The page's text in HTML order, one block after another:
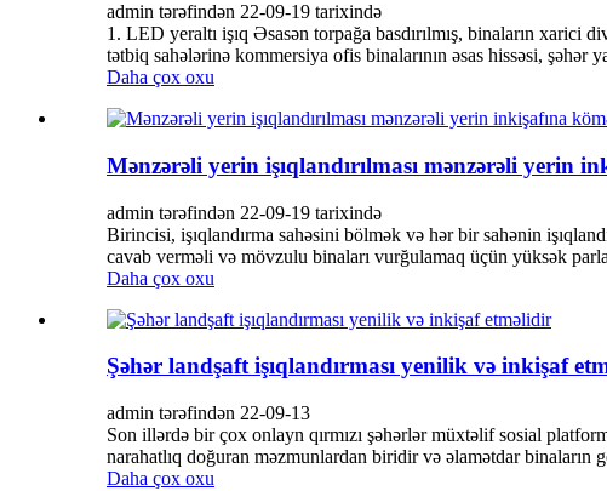
admin tərəfindən 22-09-19 tarixində
1. LED yeraltı işıq Əsasən torpağa basdırılmış, binaların xarici
tətbiq sahələrinə kommersiya ofis binalarının əsas hissəsi, şəhər
Daha çox oxu
Mənzərəli yerin işıqlandırılması mənzərəli yerin
admin tərəfindən 22-09-19 tarixində
Birincisi, işıqlandırma sahəsini bölmək və hər bir sahənin
cavab verməli və mövzulu binaları vurğulamaq üçün yüksək
Daha çox oxu
Şəhər landşaft işıqlandırması yenilik və inkişaf
admin tərəfindən 22-09-13
Son illərdə bir çox onlayn qırmızı şəhərlər müxtəlif sosial
narahatlıq doğuran məzmunlardan biridir və əlamətdar binaların
Daha çox oxu